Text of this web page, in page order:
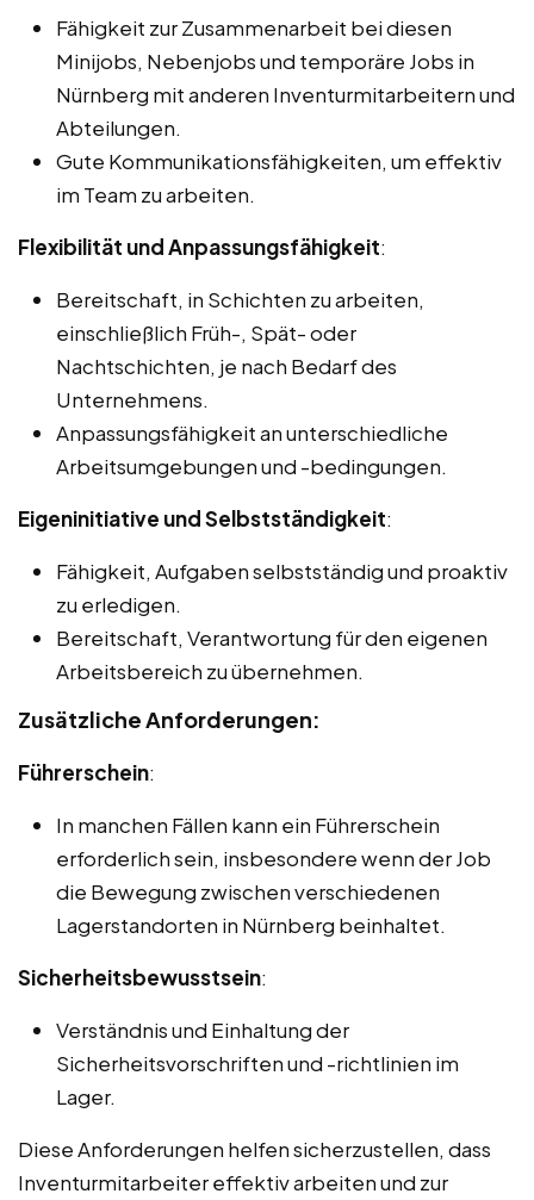
Fähigkeit zur Zusammenarbeit bei diesen
Minijobs, Nebenjobs und temporäre Jobs in
Nürnberg mit anderen Inventurmitarbeitern und
Abteilungen.
Gute Kommunikationsfähigkeiten, um effektiv
im Team zu arbeiten.
Flexibilität und Anpassungsfähigkeit:
Bereitschaft, in Schichten zu arbeiten,
einschließlich Früh-, Spät- oder
Nachtschichten, je nach Bedarf des
Unternehmens.
Anpassungsfähigkeit an unterschiedliche
Arbeitsumgebungen und -bedingungen.
Eigeninitiative und Selbstständigkeit:
Fähigkeit, Aufgaben selbstständig und proaktiv
zu erledigen.
Bereitschaft, Verantwortung für den eigenen
Arbeitsbereich zu übernehmen.
Zusätzliche Anforderungen:
Führerschein:
In manchen Fällen kann ein Führerschein
erforderlich sein, insbesondere wenn der Job
die Bewegung zwischen verschiedenen
Lagerstandorten in Nürnberg beinhaltet.
Sicherheitsbewusstsein:
Verständnis und Einhaltung der
Sicherheitsvorschriften und -richtlinien im
Lager.
Diese Anforderungen helfen sicherzustellen, dass
Inventurmitarbeiter effektiv arbeiten und zur